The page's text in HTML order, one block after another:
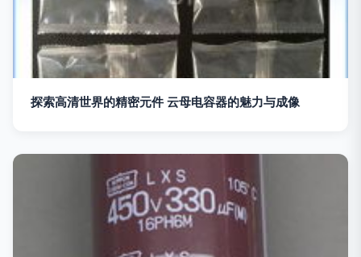
探索高清世界的精密元件 云母电容器的魅力与成像